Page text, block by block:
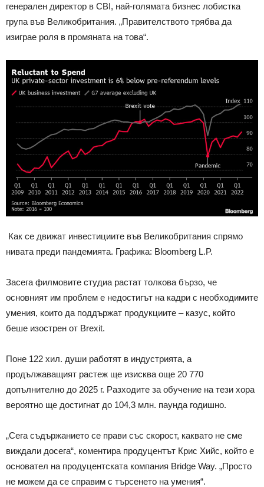
генерален директор в CBI, най-голямата бизнес лобистка
група във Великобритания. „Правителството трябва да
изиграе роля в промяната на това“.
Как се движат инвестициите във Великобритания спрямо
нивата преди пандемията. Графика: Bloomberg L.P.
Засега филмовите студиа растат толкова бързо, че
основният им проблем е недостигът на кадри с необходимите
умения, които да поддържат продукциите – казус, който
беше изострен от Brexit.
Поне 122 хил. души работят в индустрията, а
продължаващият растеж ще изисква още 20 770
допълнително до 2025 г. Разходите за обучение на тези хора
вероятно ще достигнат до 104,3 млн. паунда годишно.
„Сега съдържанието се прави със скорост, каквато не сме
виждали досега“, коментира продуцентът Крис Хийс, който е
основател на продуцентската компания Bridge Way. „Просто
не можем да се справим с търсенето на умения“.